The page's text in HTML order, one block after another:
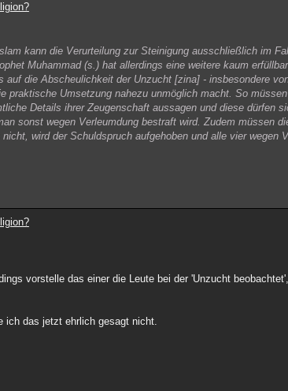
kann die Verurteilung zur Steinigung ausschließlich im
Muhammad (s.) hat allerdings eine weitere kaum
auf die Abscheulichkeit der Unzucht [zina] - insbesondere
praktische Umsetzung nahezu unmöglich macht. So
Details ihrer Zeugenschaft aussagen und diese dürfen
sonst wegen Verleumdung bestraft wird. Zudem müssen
wird der Schuldspruch aufgehoben und alle vier wegen
vorstelle das einer die Leute bei der 'Unzucht
ich das jetzt ehrlich gesagt nicht.